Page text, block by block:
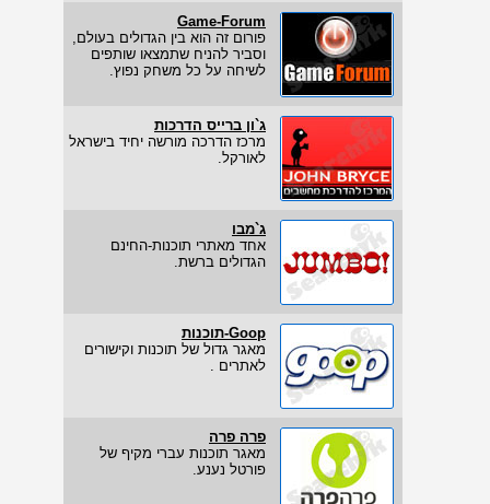
Game-Forum
פורום זה הוא בין הגדולים בעולם,
וסביר להניח שתמצאו שותפים
לשיחה על כל משחק נפוץ.
ג`ון ברייס הדרכות
מרכז הדרכה מורשה יחיד בישראל
לאורקל.
ג`מבו
אחד מאתרי תוכנות-החינם
הגדולים ברשת.
Goop-תוכנות
מאגר גדול של תוכנות וקישורים
לאתרים .
פרה פרה
מאגר תוכנות עברי מקיף של
פורטל נענע.